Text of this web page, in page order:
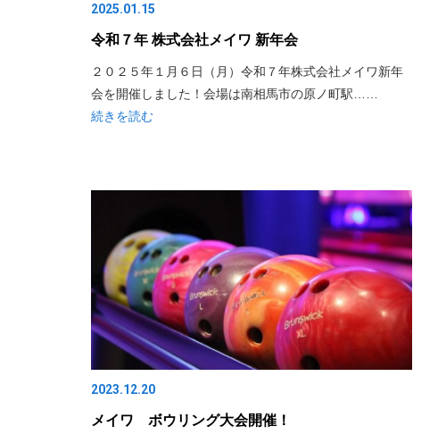
2025.01.15
令和７年 株式会社メイワ 新年会
２０２５年１月６日（月）令和７年株式会社メイワ新年
会を開催しました！会場は南相馬市の原ノ町駅……
続きを読む
2023.12.20
メイワ ボウリング大会開催！